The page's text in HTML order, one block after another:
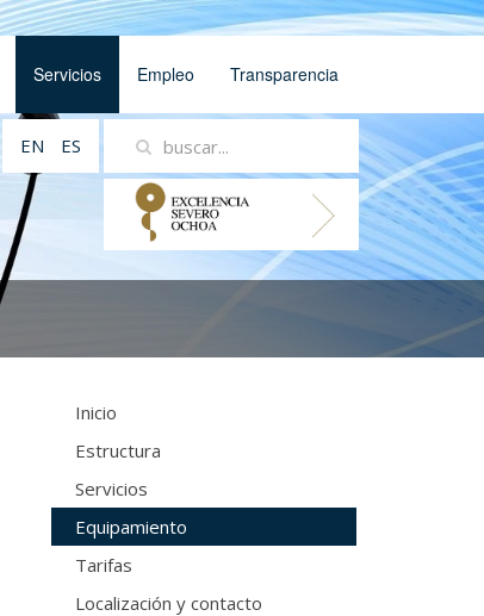
Servicios Empleo Transparencia
EN ES
Inicio
Estructura
Servicios
Equipamiento
Tarifas
Localización y contacto